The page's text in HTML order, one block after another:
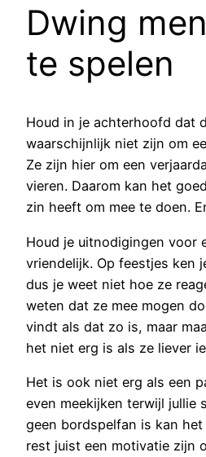
Dwing
te spelen
Houd in je achterhoofd dat
waarschijnlijk niet zijn om
Ze zijn hier om een
vieren. Daarom kan het
zin heeft om mee te doen.
Houd je uitnodigingen voor
vriendelijk. Op feestjes ken
dus je weet niet hoe ze
weten dat ze mee mogen
vindt als dat zo is, maar
het niet erg is als ze liever
Het is ook niet erg als een
even meekijken terwijl jullie
geen bordspelfan is kan
rest juist een motivatie zijn